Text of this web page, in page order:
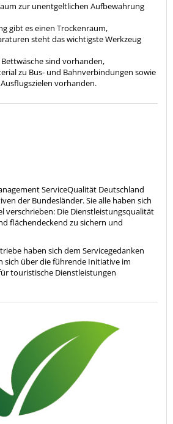
zur unentgeltlichen Aufbewahrung
gibt es einen Trockenraum,
steht das wichtigste Werkzeug
sind vorhanden,
zu Bus- und Bahnverbindungen sowie
vorhanden.
ServiceQualität Deutschland
der Bundesländer. Sie alle haben sich
verschrieben: Die Dienstleistungsqualität
flächendeckend zu sichern und
haben sich dem Servicegedanken
sich über die führende Initiative im
touristische Dienstleistungen